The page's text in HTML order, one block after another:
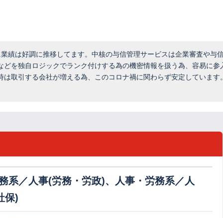
績は好調に推移してます。中核の与信管理サービスは企業審査や与
を独自ロジックでランク付けする為の機密情報を扱う為、容易に参
取引する会社が増える為、このコロナ禍に関わらず安定しています
系／人事(労務・労政)、人事・労務系／人
保)